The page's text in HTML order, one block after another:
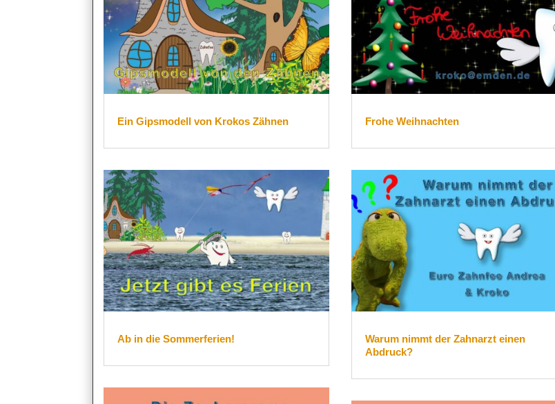
Ein Gipsmodell von Krokos Zähnen
Ab in die Sommerferien!
Frohe Weihnachten
Warum nimmt der Zahnarzt einen
Abdruck?